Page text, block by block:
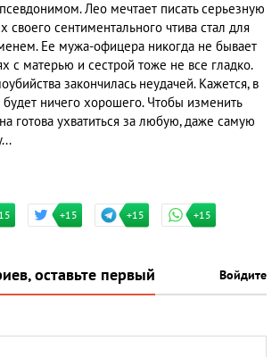
Лео мечтает писать серьезную
своего сентиментального чтива стал для
Ее мужа-офицера никогда не бывает
с матерью и сестрой тоже не все гладко.
закончилась неудачей. Кажется, в
ничего хорошего. Чтобы изменить
готова ухватиться за любую, даже самую
+15 +15 +15
оставьте первый Войдите